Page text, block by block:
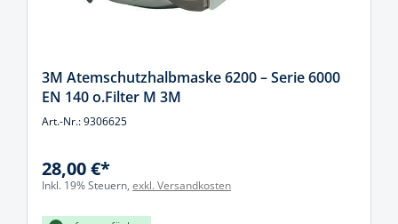
3M Atemschutzhalbmaske 6200 – Serie 6000
EN 140 o.Filter M 3M
Art.-Nr.: 9306625
28,00 €*
Inkl. 19% Steuern, exkl. Versandkosten